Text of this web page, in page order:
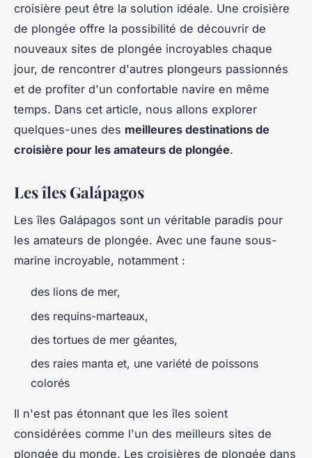
croisière peut être la solution idéale. Une croisière
de plongée offre la possibilité de découvrir de
nouveaux sites de plongée incroyables chaque
jour, de rencontrer d'autres plongeurs passionnés
et de profiter d'un confortable navire en même
temps. Dans cet article, nous allons explorer
quelques-unes des meilleures destinations de
croisière pour les amateurs de plongée.
Les îles Galápagos
Les îles Galápagos sont un véritable paradis pour
les amateurs de plongée. Avec une faune sous-
marine incroyable, notamment :
des lions de mer,
des requins-marteaux,
des tortues de mer géantes,
des raies manta et, une variété de poissons
colorés
Il n'est pas étonnant que les îles soient
considérées comme l'un des meilleurs sites de
plongée du monde. Les croisières de plongée dans